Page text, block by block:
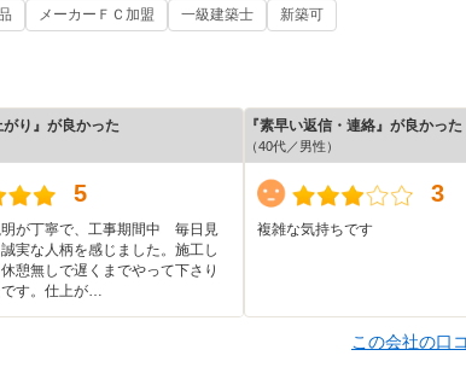
メーカーＦＣ加盟 一級建築士 新築可
がり』が良かった
5
が丁寧で、工事期間中 毎日見
実な人柄を感じました。施工し
憩無しで遅くまでやって下さり
す。仕上が…
『素早い返信・連絡』が良かった
（40代／男性）
3
複雑な気持ちです
この会社の口